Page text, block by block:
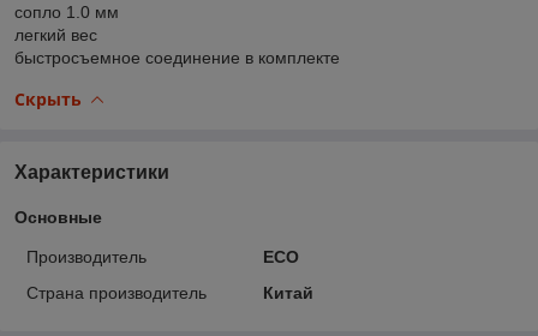
сопло 1.0 мм
легкий вес
быстросъемное соединение в комплекте
Скрыть
Характеристики
Основные
Производитель
ECO
Страна производитель
Китай